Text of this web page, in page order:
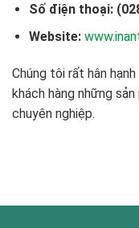
Số điện thoại:
Website:
Chúng tôi rất hân
khách hàng những
chuyên nghiệp.